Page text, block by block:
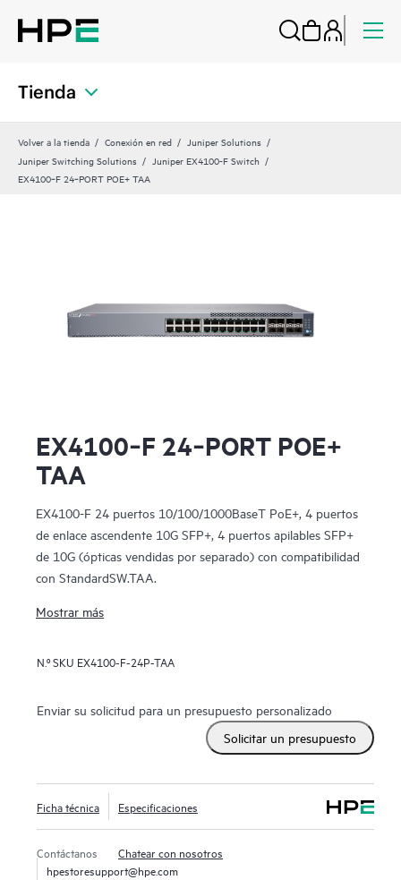
Tienda
Volver a la tienda Conexión en red
Juniper Solutions
Juniper Switching Solutions
Juniper EX4100-F Switch
EX4100‑F 24‑PORT POE+ TAA
EX4100‑F 24‑PORT POE+
TAA
EX4100-F 24 puertos 10/100/1000BaseT PoE+, 4 puertos
de enlace ascendente 10G SFP+, 4 puertos apilables SFP+
de 10G (ópticas vendidas por separado) con compatibilidad
con StandardSW.TAA.
Mostrar más
N.º SKU EX4100-F-24P-TAA
Enviar su solicitud para un presupuesto personalizado
Solicitar un presupuesto
Ficha técnica Especificaciones
Contáctanos
Chatear con nosotros
hpestoresupport@hpe.com